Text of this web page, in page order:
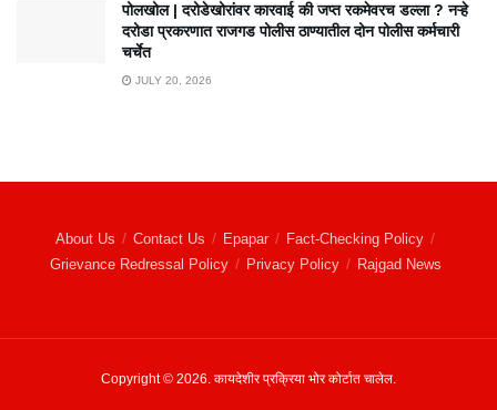
पोलखोल | दरोडेखोरांवर कारवाई की जप्त रकमेवरच डल्ला ? नऱ्हे
दरोडा प्रकरणात राजगड पोलीस ठाण्यातील दोन पोलीस कर्मचारी
चर्चेत
JULY 20, 2026
About Us Contact Us Epapar
Fact-Checking Policy
Grievance Redressal Policy
Privacy Policy Rajgad News
Copyright © 2026. कायदेशीर प्रक्रिया भोर कोर्टात चालेल.